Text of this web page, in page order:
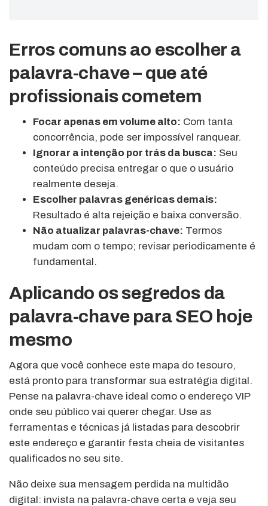
Erros comuns ao escolher a
palavra-chave – que até
profissionais cometem
Focar apenas em volume alto: Com tanta
concorrência, pode ser impossível ranquear.
Ignorar a intenção por trás da busca: Seu
conteúdo precisa entregar o que o usuário
realmente deseja.
Escolher palavras genéricas demais:
Resultado é alta rejeição e baixa conversão.
Não atualizar palavras-chave: Termos
mudam com o tempo; revisar periodicamente é
fundamental.
Aplicando os segredos da
palavra-chave para SEO hoje
mesmo
Agora que você conhece este mapa do tesouro,
está pronto para transformar sua estratégia digital.
Pense na palavra-chave ideal como o endereço VIP
onde seu público vai querer chegar. Use as
ferramentas e técnicas já listadas para descobrir
este endereço e garantir festa cheia de visitantes
qualificados no seu site.
Não deixe sua mensagem perdida na multidão
digital: invista na palavra-chave certa e veja seu